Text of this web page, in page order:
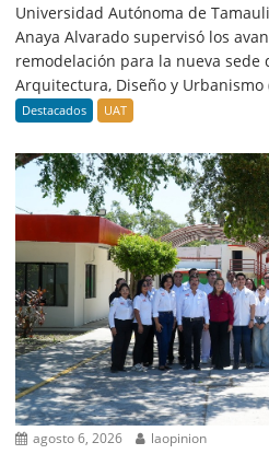
Universidad Autónoma de
Anaya Alvarado supervisó los
remodelación para la nueva sede
Arquitectura, Diseño y Urbanismo
Destacados UAT
agosto 6, 2026 laopinion